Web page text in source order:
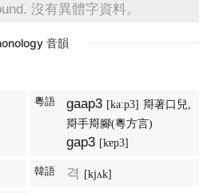
沒有異體字資料。
音韻
粵語 gaap3 [kaːp3] 搿著口兒,
搿手搿腳(粵方言)
gap3 [kɐp3]
韓語 격 [kjʌk]